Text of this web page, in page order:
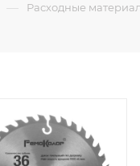
— Расходные